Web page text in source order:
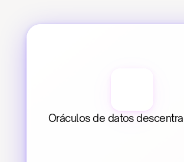
Oráculos de datos